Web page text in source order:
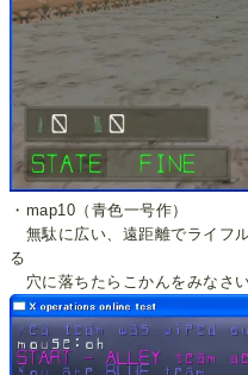
・map10（青色一号作）
無駄に広い、遠距離でライフ
る
穴に落ちたらこかんをみなさ